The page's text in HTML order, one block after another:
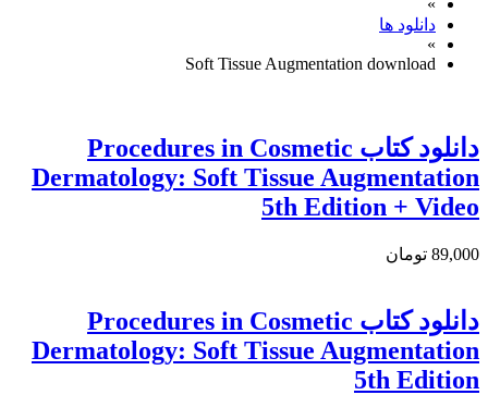
»
دانلود ها
»
Soft Tissue Augmentation download
دانلود کتاب Procedures in Cosmetic
Dermatology: Soft Tissue Augmentation
5th Edition + Video
89,000 تومان
دانلود كتاب Procedures in Cosmetic
Dermatology: Soft Tissue Augmentation
5th Edition